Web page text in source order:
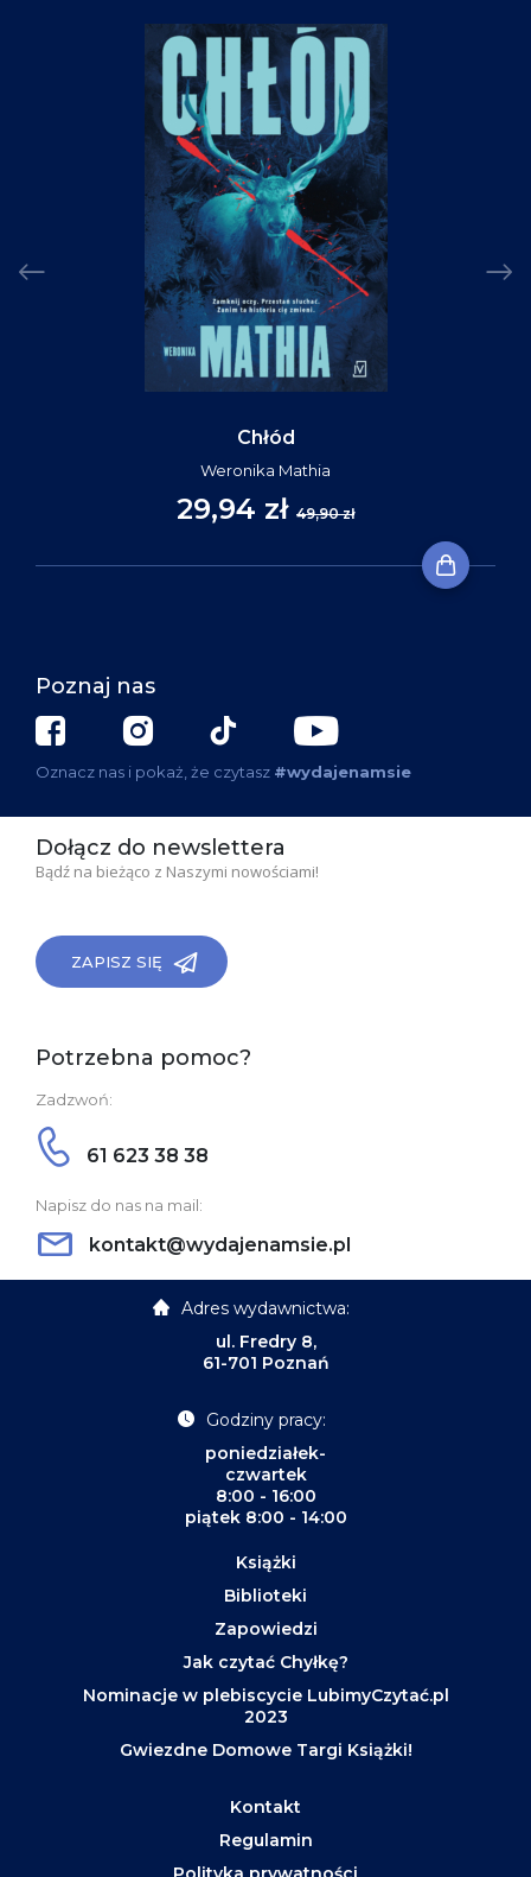
Chłód
Weronika Mathia
29,94 zł 49,90 zł
Poznaj nas
Oznacz nas i pokaż, że czytasz #wydajenamsie
Dołącz do newslettera
Bądź na bieżąco z Naszymi nowościami!
ZAPISZ SIĘ
Potrzebna pomoc?
Zadzwoń:
61 623 38 38
Napisz do nas na mail:
kontakt@wydajenamsie.pl
Adres wydawnictwa:
ul. Fredry 8,
61-701 Poznań
Godziny pracy:
poniedziałek-
czwartek
8:00 - 16:00
piątek 8:00 - 14:00
Książki
Biblioteki
Zapowiedzi
Jak czytać Chyłkę?
Nominacje w plebiscycie LubimyCzytać.pl
2023
Gwiezdne Domowe Targi Książki!
Kontakt
Regulamin